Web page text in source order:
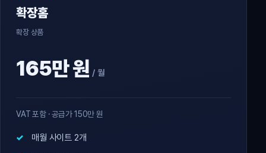
확장홈
확장 상품
165만 원 / 월
VAT 포함 · 공급가 150만 원
매월 사이트 2개